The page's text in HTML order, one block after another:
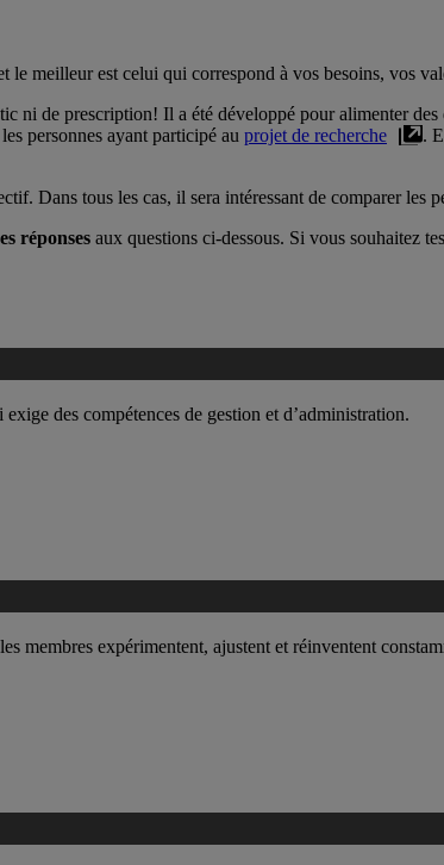
le meilleur est celui qui correspond à vos besoins, vos
ni de prescription! Il a été développé pour alimenter
personnes ayant participé au projet de recherche
.
Dans tous les cas, il sera intéressant de comparer les
réponses aux questions ci-dessous. Si vous souhaitez
des compétences de gestion et d’administration.
membres expérimentent, ajustent et réinventent